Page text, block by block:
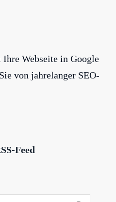
Webseite in Google
von jahrelanger SEO-
Feed